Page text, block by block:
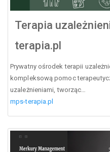
Terapia
terapia.pl
Prywatny ośrodek terapii
kompleksową pomoc
uzależnieniami, tworząc…
mps-terapia.pl